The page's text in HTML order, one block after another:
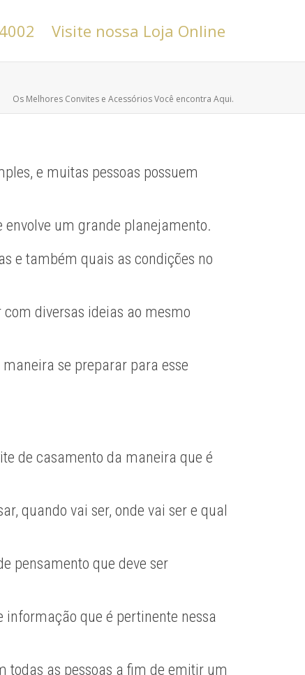
Visite nossa Loja Online
Os Melhores Convites e Acessórios Você encontra Aqui.
e muitas pessoas possuem
um grande planejamento.
e também quais as condições no
diversas ideias ao mesmo
se preparar para esse
de casamento da maneira que é
quando vai ser, onde vai ser e qual
pensamento que deve ser
informação que é pertinente nessa
todas as pessoas a fim de emitir um